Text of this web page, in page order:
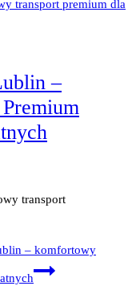
–
transport
– komfortowy